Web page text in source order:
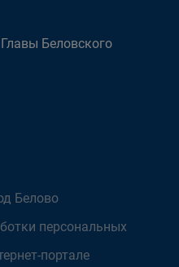
Беловского
Белово
персональных
портале